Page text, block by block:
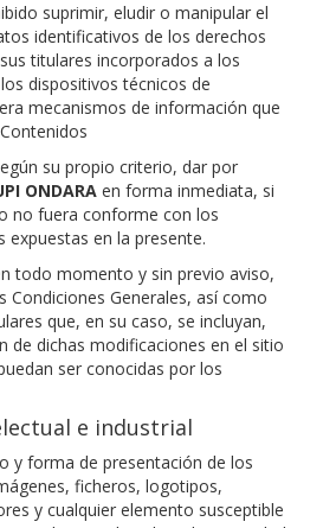
suprimir, eludir o manipular el
identificativos de los derechos
titulares incorporados a los
dispositivos técnicos de
mecanismos de información que
su propio criterio, dar por
ONDARA en forma inmediata, si
no fuera conforme con los
expuestas en la presente.
todo momento y sin previo aviso,
Condiciones Generales, así como
que, en su caso, se incluyan,
de dichas modificaciones en el sitio
ser conocidas por los
e industrial
y forma de presentación de los
ficheros, logotipos,
y cualquier elemento susceptible